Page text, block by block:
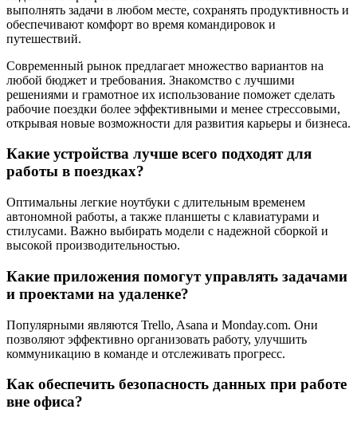
выполнять задачи в любом месте, сохранять продуктивность и
обеспечивают комфорт во время командировок и
путешествий.
Современный рынок предлагает множество вариантов на
любой бюджет и требования. Знакомство с лучшими
решениями и грамотное их использование поможет сделать
рабочие поездки более эффективными и менее стрессовыми,
открывая новые возможности для развития карьеры и бизнеса.
Какие устройства лучше всего подходят для
работы в поездках?
Оптимальны легкие ноутбуки с длительным временем
автономной работы, а также планшеты с клавиатурами и
стилусами. Важно выбирать модели с надежной сборкой и
высокой производительностью.
Какие приложения помогут управлять задачами
и проектами на удаленке?
Популярными являются Trello, Asana и Monday.com. Они
позволяют эффективно организовать работу, улучшить
коммуникацию в команде и отслеживать прогресс.
Как обеспечить безопасность данных при работе
вне офиса?